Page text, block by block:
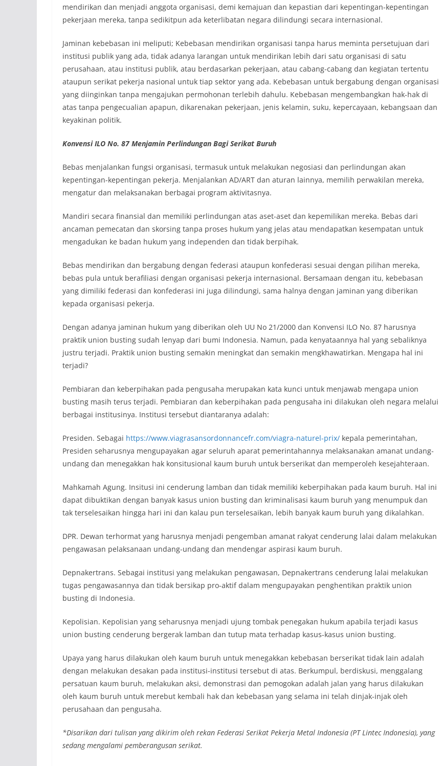
mendirikan dan menjadi anggota organisasi, demi kemajuan dan kepastian dari kepentingan-kepentingan
pekerjaan mereka, tanpa sedikitpun ada keterlibatan negara dilindungi secara internasional.
Jaminan kebebasan ini meliputi; Kebebasan mendirikan organisasi tanpa harus meminta persetujuan dari
institusi publik yang ada, tidak adanya larangan untuk mendirikan lebih dari satu organisasi di satu
perusahaan, atau institusi publik, atau berdasarkan pekerjaan, atau cabang-cabang dan kegiatan tertentu
ataupun serikat pekerja nasional untuk tiap sektor yang ada. Kebebasan untuk bergabung dengan organisasi
yang diinginkan tanpa mengajukan permohonan terlebih dahulu. Kebebasan mengembangkan hak-hak di
atas tanpa pengecualian apapun, dikarenakan pekerjaan, jenis kelamin, suku, kepercayaan, kebangsaan dan
keyakinan politik.
Konvensi ILO No. 87Menjamin Perlindungan BagiSerikat Buruh
Bebas menjalankan fungsi organisasi, termasuk untuk melakukan negosiasi dan perlindungan akan
kepentingan-kepentingan pekerja. Menjalankan AD/ART dan aturan lainnya, memilih perwakilan mereka,
mengatur dan melaksanakan berbagai program aktivitasnya.
Mandiri secara finansial dan memiliki perlindungan atas aset-aset dan kepemilikan mereka. Bebas dari
ancaman pemecatan dan skorsing tanpa proses hukum yang jelas atau mendapatkan kesempatan untuk
mengadukan ke badan hukum yang independen dan tidak berpihak.
Bebas mendirikan dan bergabung dengan federasi ataupun konfederasi sesuai dengan pilihan mereka,
bebas pula untuk berafiliasi dengan organisasi pekerja internasional. Bersamaan dengan itu, kebebasan
yang dimiliki federasi dan konfederasi ini juga dilindungi, sama halnya dengan jaminan yang diberikan
kepada organisasi pekerja.
Dengan adanya jaminan hukum yang diberikan oleh UU No 21/2000 dan Konvensi ILO No. 87 harusnya
praktik union busting sudah lenyap dari bumi Indonesia. Namun, pada kenyataannya hal yang sebaliknya
justru terjadi. Praktik union busting semakin meningkat dan semakin mengkhawatirkan. Mengapa hal ini
terjadi?
Pembiaran dan keberpihakan pada pengusaha merupakan kata kunci untuk menjawab mengapa union
busting masih terus terjadi. Pembiaran dan keberpihakan pada pengusaha ini dilakukan oleh negara melalui
berbagai institusinya. Institusi tersebut diantaranya adalah:
Presiden. Sebagai https://www.viagrasansordonnancefr.com/viagra-naturel-prix/ kepala pemerintahan,
Presiden seharusnya mengupayakan agar seluruh aparat pemerintahannya melaksanakan amanat undang-
undang dan menegakkan hak konsitusional kaum buruh untuk berserikat dan memperoleh kesejahteraan.
Mahkamah Agung. Insitusi ini cenderung lamban dan tidak memiliki keberpihakan pada kaum buruh. Hal ini
dapat dibuktikan dengan banyak kasus union busting dan kriminalisasi kaum buruh yang menumpuk dan
tak terselesaikan hingga hari ini dan kalau pun terselesaikan, lebih banyak kaum buruh yang dikalahkan.
DPR. Dewan terhormat yang harusnya menjadi pengemban amanat rakyat cenderung lalai dalam melakukan
pengawasan pelaksanaan undang-undang dan mendengar aspirasi kaum buruh.
Depnakertrans. Sebagai institusi yang melakukan pengawasan, Depnakertrans cenderung lalai melakukan
tugas pengawasannya dan tidak bersikap pro-aktif dalam mengupayakan penghentikan praktik union
busting di Indonesia.
Kepolisian. Kepolisian yang seharusnya menjadi ujung tombak penegakan hukum apabila terjadi kasus
union busting cenderung bergerak lamban dan tutup mata terhadap kasus-kasus union busting.
Upaya yang harus dilakukan oleh kaum buruh untuk menegakkan kebebasan berserikat tidak lain adalah
dengan melakukan desakan pada institusi-institusi tersebut di atas. Berkumpul, berdiskusi, menggalang
persatuan kaum buruh, melakukan aksi, demonstrasi dan pemogokan adalah jalan yang harus dilakukan
oleh kaum buruh untuk merebut kembali hak dan kebebasan yang selama ini telah dinjak-injak oleh
perusahaan dan pengusaha.
*Disarikan dari tulisan yang dikirim oleh rekan Federasi Serikat Pekerja Metal Indonesia (PT Lintec Indonesia), yang
sedang mengalami pemberangusan serikat.